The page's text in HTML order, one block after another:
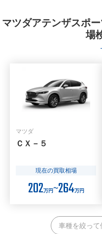
マツダアテンザスポ
場
マツダ
ＣＸ－５
現在の買取相場
202万円〜264万円
車種を絞って